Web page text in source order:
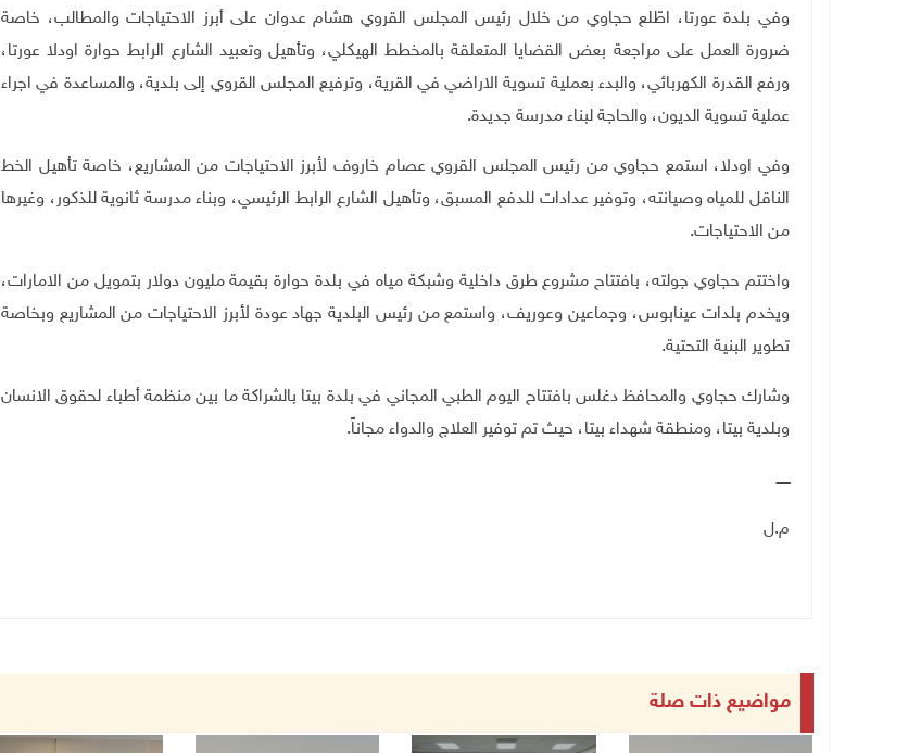
وفي بلدة عورتا، اطّلع حجاوي من خلال رئيس المجلس القروي هشام عدوان على أبرز الاحتياجات والمطالب، خاصة
ضرورة العمل على مراجعة بعض القضايا المتعلقة بالمخطط الهيكلي، وتأهيل وتعبيد الشارع الرابط حوارة اودلا عورتا،
ورفع القدرة الكهربائي، والبدء بعملية تسوية الاراضي في القرية، وترفيع المجلس القروي إلى بلدية، والمساعدة في اجراء
عملية تسوية الديون، والحاجة لبناء مدرسة جديدة.
وفي اودلا، استمع حجاوي من رئيس المجلس القروي عصام خاروف لأبرز الاحتياجات من المشاريع، خاصة تأهيل الخط
الناقل للمياه وصيانته، وتوفير عدادات للدفع المسبق، وتأهيل الشارع الرابط الرئيسي، وبناء مدرسة ثانوية للذكور، وغيرها
من الاحتياجات.
واختتم حجاوي جولته، بافتتاح مشروع طرق داخلية وشبكة مياه في بلدة حوارة بقيمة مليون دولار بتمويل من الامارات،
ويخدم بلدات عينابوس، وجماعين وعوريف، واستمع من رئيس البلدية جهاد عودة لأبرز الاحتياجات من المشاريع وبخاصة
تطوير البنية التحتية.
وشارك حجاوي والمحافظ دغلس بافتتاح اليوم الطبي المجاني في بلدة بيتا بالشراكة ما بين منظمة أطباء لحقوق الانسان
وبلدية بيتا، ومنطقة شهداء بيتا، حيث تم توفير العلاج والدواء مجاناً.
ــــــ
م.ل
مواضيع ذات صلة